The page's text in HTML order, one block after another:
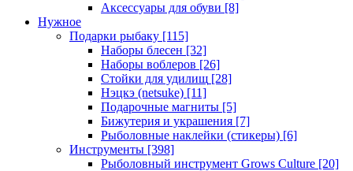
Аксессуары для обуви [8]
Нужное
Подарки рыбаку [115]
Наборы блесен [32]
Наборы воблеров [26]
Стойки для удилищ [28]
Нэцкэ (netsuke) [11]
Подарочные магниты [5]
Бижутерия и украшения [7]
Рыболовные наклейки (стикеры) [6]
Инструменты [398]
Рыболовный инструмент Grows Culture [20]